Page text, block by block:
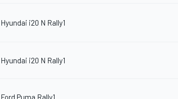
Hyundai i20 N Rally1
Hyundai i20 N Rally1
Ford Puma Rally1